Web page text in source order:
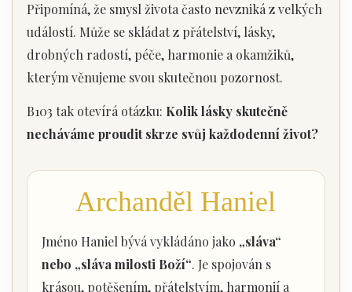
Připomíná, že smysl života často nevzniká z velkých
událostí. Může se skládat z přátelství, lásky,
drobných radostí, péče, harmonie a okamžiků,
kterým věnujeme svou skutečnou pozornost.
B103 tak otevírá otázku: Kolik lásky skutečně
necháváme proudit skrze svůj každodenní život?
Archanděl Haniel
Jméno Haniel bývá vykládáno jako „sláva“
nebo „sláva milosti Boží“. Je spojován s
krásou, potěšením, přátelstvím, harmonií a